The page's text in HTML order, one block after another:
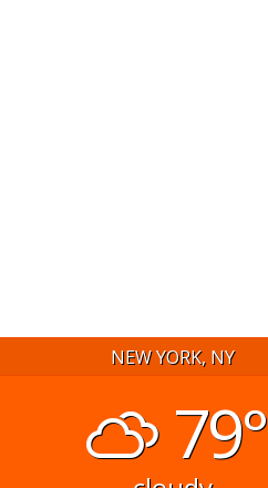
NEW YORK, NY
79°